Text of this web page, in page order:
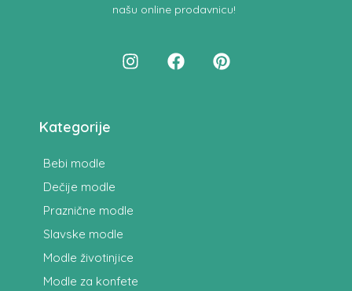
našu online prodavnicu!
Kategorije
Bebi modle
Dečije modle
Praznične modle
Slavske modle
Modle životinjice
Modle za konfete